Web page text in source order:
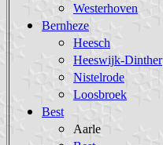
Westerhoven
Bernheze
Heesch
Heeswijk-Dinther
Nistelrode
Loosbroek
Best
Aarle